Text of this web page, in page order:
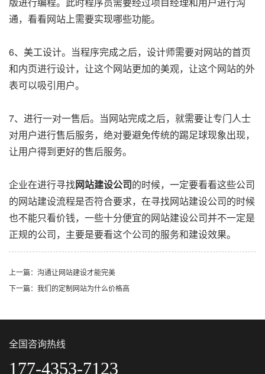
通，看看网站上需要实现哪些功能。
6、美工设计。当程序完成之后，设计师需要对网站的首页
和内页进行设计，让这个网站更加的美观，让这个网站的外
表可以吸引用户。
7、进行一对一售后。当网站完成之后，就需要让专门人士
对用户进行售后服务，绝对要避免传统的踢足球现象出现，
让用户得到更好的售后服务。
企业在进行寻找网站建设公司的时候，一定要看看这些公司
的网站建设流程是否符合要求，在寻找网站建设公司的时候
也不能只看价钱，一些十分便宜的网站建设公司并不一定是
正规的公司，主要是要看这个公司的服务和建设效果。
上一篇：沟通让网站建设才能完美
下一篇：我们的定制网站为什么价格高
全国咨询热线
177-4353-7123